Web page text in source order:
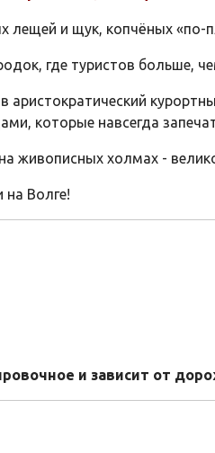
и щук, копчёных «по-
где туристов больше,
аристократический
которые навсегда
живописных холмах -
Волге!
и зависит от